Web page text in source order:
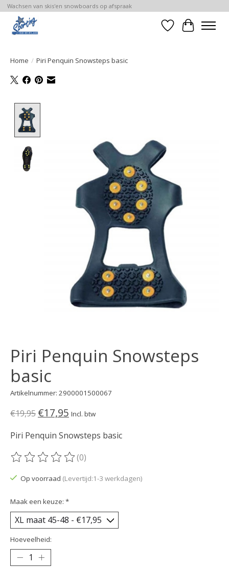
Wachsen van skis'en snowboards op afspraak
Verlanglijst
Home / Piri Penquin Snowsteps basic
Piri Penquin Snowsteps
basic
Artikelnummer: 2900001500067
€19,95 €17,95 Incl. btw
Piri Penquin Snowsteps basic
De beoordeling van dit product is
(0)
Op voorraad (Levertijd:1-3 werkdagen)
Maak een keuze: *
Hoeveelheid: